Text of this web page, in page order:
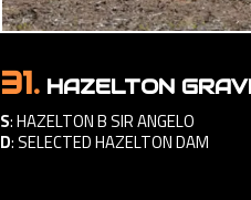
31. HAZELTON
S:HAZELTON B SIR ANGELO
D:SELECTED HAZELTON DAM